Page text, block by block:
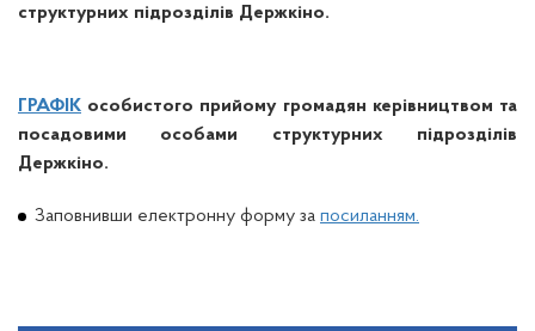
структурних підрозділів Держкіно.
ГРАФІК особистого прийому громадян керівництвом та
посадовими особами структурних підрозділів
Держкіно.
Заповнивши електронну форму за посиланням.